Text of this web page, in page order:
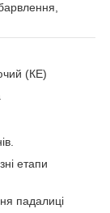
(КЕ)
етапи
падалиці